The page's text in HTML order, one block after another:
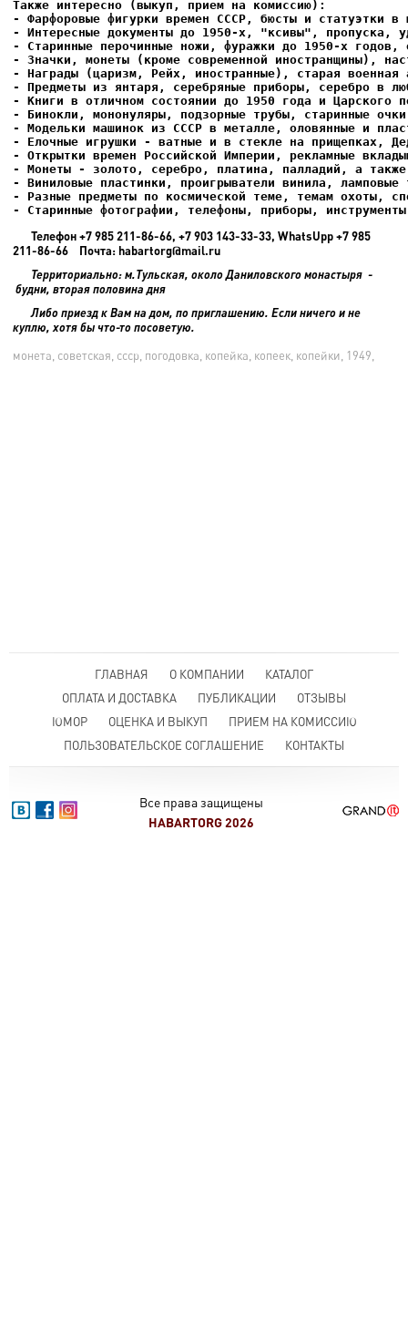
- Фарфоровые фигурки времен СССР, бюсты и статуэтки в
- Интересные документы до 1950-х, "ксивы", пропуска,
- Елочные игрушки - ватные и в стекле на прищепках,
- Старинные фотографии, телефоны, приборы,
Телефон +7 985 211-86-66, +7 903 143-33-33, WhatsUpp +7 985
211-86-66 Почта: habartorg@mail.ru
Территориально: м.Тульская, около Даниловского монастыря -
будни, вторая половина дня
Либо приезд к Вам на дом, по приглашению. Если ничего и не
куплю, хотя бы что-то посоветую.
монета, советская, ссср, погодовка, копейка, копеек, копейки, 1949,
ГЛАВНАЯ О КОМПАНИИ
КАТАЛОГ
ОПЛАТА И ДОСТАВКА
ПУБЛИКАЦИИ
ОТЗЫВЫ
ЮМОР
ОЦЕНКА И ВЫКУП
ПРИЕМ НА КОМИССИЮ
ПОЛЬЗОВАТЕЛЬСКОЕ СОГЛАШЕНИЕ
КОНТАКТЫ
Все права защищены
HABARTORG 2026